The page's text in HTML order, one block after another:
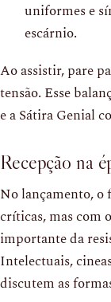
uniformes e
escárnio.
Ao assistir, pare
tensão. Esse
e a Sátira Genial
Recepção na
No lançamento, o
críticas, mas com
importante da
Intelectuais,
discutem as